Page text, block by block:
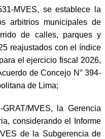
MVES, se establece la
arbitrios municipales de
de calles, parques y
reajustados con el índice
el ejercicio fiscal 2026,
de Concejo N° 394-
de Lima;
MVES, la Gerencia
considerando el Informe
de la Subgerencia de